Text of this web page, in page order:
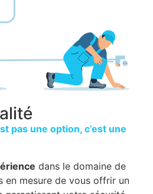
pas une option, c’est une
dans le domaine de
en mesure de vous offrir un